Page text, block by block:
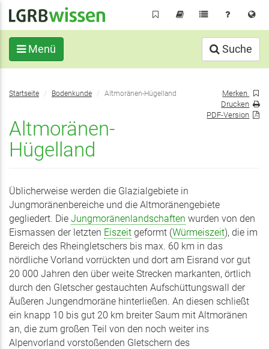
Inhalt
Menü Suche
Sie
hier:
Startseite Bodenkunde Altmoränen-Hügelland
Altmoränen-
Hügelland
Merken
Drucken
PDF-Version
Üblicherweise werden die Glazialgebiete in
Jungmoränenbereiche und die Altmoränengebiete
gegliedert. Die Jungmoränenlandschaften wurden von den
Eismassen der letzten Eiszeit geformt (Würmeiszeit), die im
Bereich des Rheingletschers bis max. 60 km in das
nördliche Vorland vorrückten und dort am Eisrand vor gut
20 000 Jahren den über weite Strecken markanten, örtlich
durch den Gletscher gestauchten Aufschüttungswall der
Äußeren Jungendmoräne hinterließen. An diesen schließt
ein knapp 10 bis gut 20 km breiter Saum mit Altmoränen
an, die zum großen Teil von den noch weiter ins
Alpenvorland vorstoßenden Gletschern des